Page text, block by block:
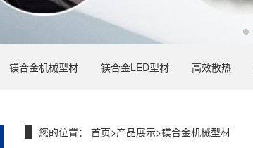
镁合金机械型材 镁合金LED型材 高效散热
您的位置： 首页>产品展示>镁合金机械型材